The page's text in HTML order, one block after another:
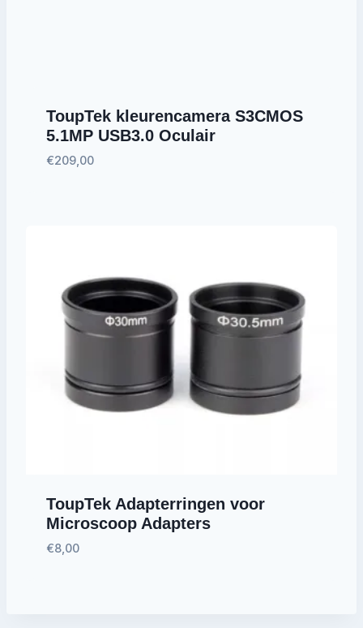
ToupTek kleurencamera S3CMOS
5.1MP USB3.0 Oculair
€209,00
ToupTek Adapterringen voor
Microscoop Adapters
€8,00